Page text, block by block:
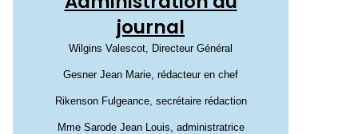
journal
Wilgins Valescot, Directeur Général
Gesner Jean Marie, rédacteur en chef
Rikenson Fulgeance, secrétaire rédaction
Mme Sarode Jean Louis, administratrice